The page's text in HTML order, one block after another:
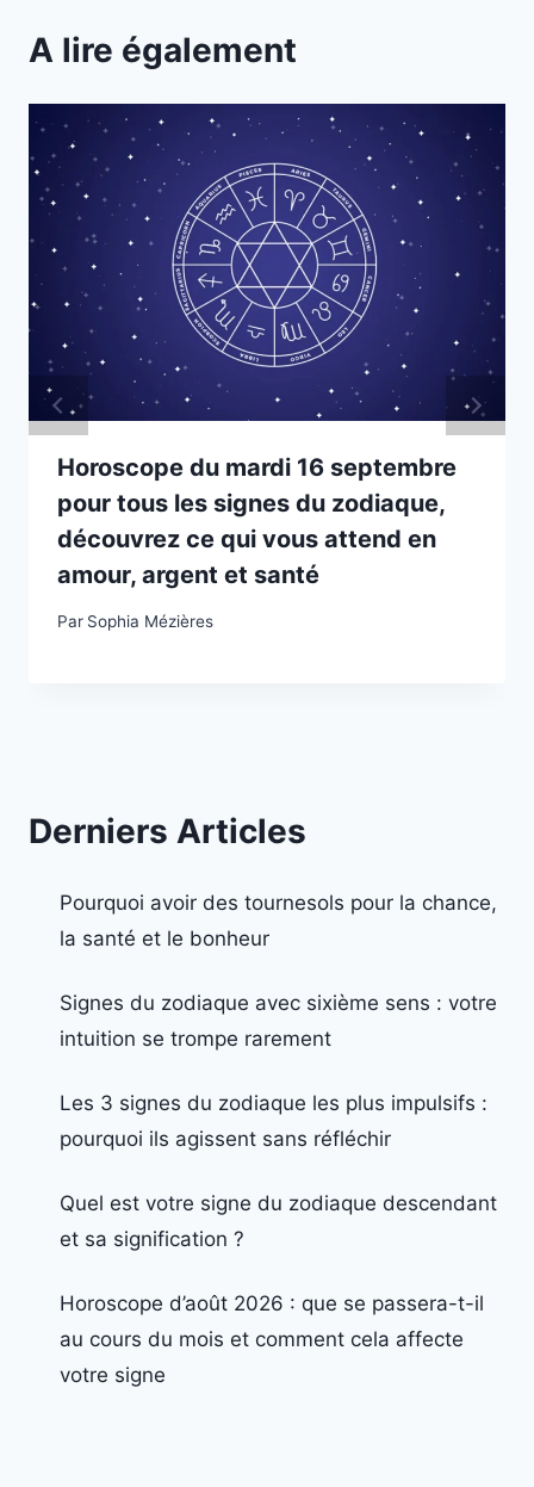
A lire également
Horoscope du mardi 16 septembre
pour tous les signes du zodiaque,
découvrez ce qui vous attend en
amour, argent et santé
Par Sophia Mézières
Derniers Articles
Pourquoi avoir des tournesols pour la chance,
la santé et le bonheur
Signes du zodiaque avec sixième sens : votre
intuition se trompe rarement
Les 3 signes du zodiaque les plus impulsifs :
pourquoi ils agissent sans réfléchir
Quel est votre signe du zodiaque descendant
et sa signification ?
Horoscope d’août 2026 : que se passera-t-il
au cours du mois et comment cela affecte
votre signe